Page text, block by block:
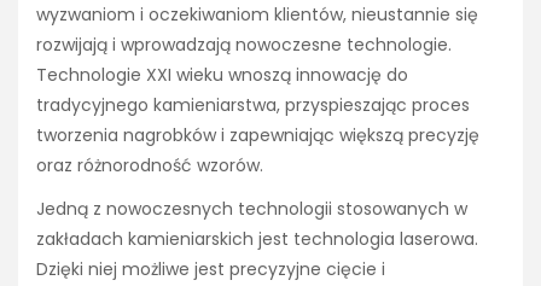
wyzwaniom i oczekiwaniom klientów, nieustannie się
rozwijają i wprowadzają nowoczesne technologie.
Technologie XXI wieku wnoszą innowację do
tradycyjnego kamieniarstwa, przyspieszając proces
tworzenia nagrobków i zapewniając większą precyzję
oraz różnorodność wzorów.
Jedną z nowoczesnych technologii stosowanych w
zakładach kamieniarskich jest technologia laserowa.
Dzięki niej możliwe jest precyzyjne cięcie i